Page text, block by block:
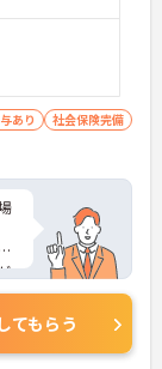
あり
社会保険完備
てもらう